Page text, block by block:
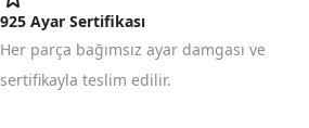
925 Ayar Sertifikası
Her parça bağımsız ayar damgası ve
sertifikayla teslim edilir.